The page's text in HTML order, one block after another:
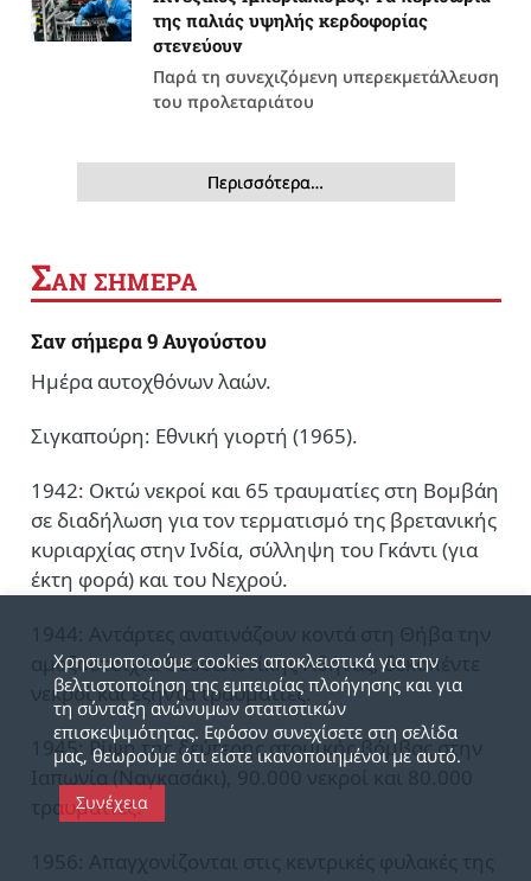
της παλιάς υψηλής κερδοφορίας
στενεύουν
Παρά τη συνεχιζόμενη υπερεκμετάλλευση
του προλεταριάτου
Περισσότερα…
ΣΑΝ ΣΗΜΕΡΑ
Σαν σήμερα 9 Αυγούστου
Ημέρα αυτοχθόνων λαών.
Σιγκαπούρη: Εθνική γιορτή (1965).
1942: Οκτώ νεκροί και 65 τραυματίες στη Βομβάη
σε διαδήλωση για τον τερματισμό της βρετανικής
κυριαρχίας στην Ινδία, σύλληψη του Γκάντι (για
έκτη φορά) και του Νεχρού.
αμαξοστοιχία Θεσσαλονίκης-Αθήνας, δεκαπέντε
νεκροί και εξήντα τραυματίες.
1945: Ρίψη της δεύτερης ατομικής βόμβας στην
τραυματίες.
Χρησιμοποιούμε cookies αποκλειστικά για την
βελτιστοποίηση της εμπειρίας πλοήγησης και για
τη σύνταξη ανώνυμων στατιστικών
επισκεψιμότητας. Εφόσον συνεχίσετε στη σελίδα
μας, θεωρούμε ότι είστε ικανοποιημένοι με αυτό.
Συνέχεια